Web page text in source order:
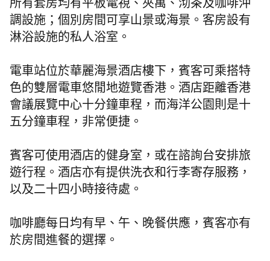
所有套房均有平板電視、夾萬、沏茶及咖啡沖
調設施；個別房間可享山景或海景。客房設有
淋浴設施的私人浴室。
電車站位於華麗海景酒店樓下，賓客可乘搭特
色的雙層電車悠閒地遊覽香港。酒店距離香港
會議展覽中心十分鐘車程，而海洋公園則是十
五分鐘車程，非常便捷。
賓客可使用酒店的健身室，或在諮詢台安排旅
遊行程。酒店亦有提供洗衣和行李寄存服務，
以及二十四小時接待處。
咖啡廳每日均有早、午、晚餐供應，賓客亦有
於房間進餐的選擇。